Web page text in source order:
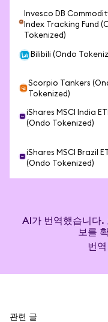
Invesco DB
Index Tracking Fund
Tokenized)
Bilibili (Ondo
Scorpio Tankers
Tokenized)
iShares MSCI India
(Ondo Tokenized)
iShares MSCI Brazil
(Ondo Tokenized)
AI가 번역했습니다.
보를
번역
관련 글